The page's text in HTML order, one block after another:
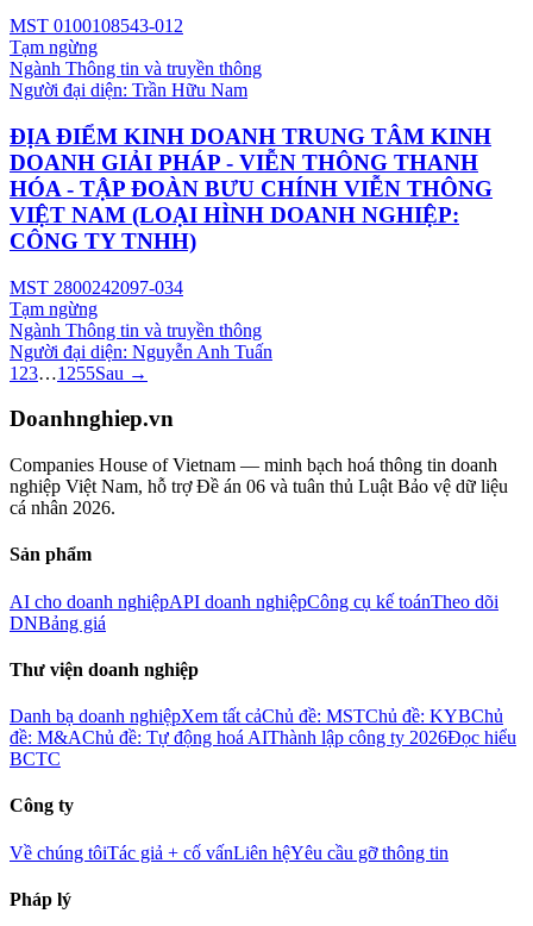
MST 0100108543-012
Tạm ngừng
Ngành Thông tin và truyền thông
Người đại diện: Trần Hữu Nam
ĐỊA ĐIỂM KINH DOANH TRUNG TÂM KINH
DOANH GIẢI PHÁP - VIỄN THÔNG THANH
HÓA - TẬP ĐOÀN BƯU CHÍNH VIỄN THÔNG
VIỆT NAM (LOẠI HÌNH DOANH NGHIỆP:
CÔNG TY TNHH)
MST 2800242097-034
Tạm ngừng
Ngành Thông tin và truyền thông
Người đại diện: Nguyễn Anh Tuấn
1 23…1255Sau →
Doanhnghiep.vn
Companies House of Vietnam — minh bạch hoá thông tin doanh
nghiệp Việt Nam, hỗ trợ Đề án 06 và tuân thủ Luật Bảo vệ dữ liệu
cá nhân 2026.
Sản phẩm
AI cho doanh nghiệpAPI doanh nghiệpCông cụ kế toánTheo dõi
DNBảng giá
Thư viện doanh nghiệp
Danh bạ doanh nghiệpXem tất cảChủ đề: MSTChủ đề: KYBChủ
đề: M&AChủ đề: Tự động hoá AIThành lập công ty 2026Đọc hiểu
BCTC
Công ty
Về chúng tôiTác giả + cố vấnLiên hệYêu cầu gỡ thông tin
Pháp lý